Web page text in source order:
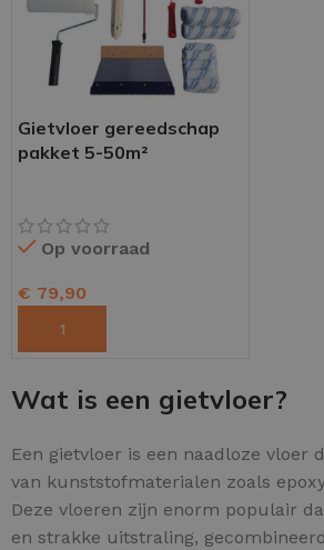
Gietvloer gereedschap
pakket 5-50m²
Op voorraad
€ 79,90
Wat is een gietvloer?
Een gietvloer is een naadloze vloer
van kunststofmaterialen zoals
Deze vloeren zijn enorm populair
en strakke uitstraling,